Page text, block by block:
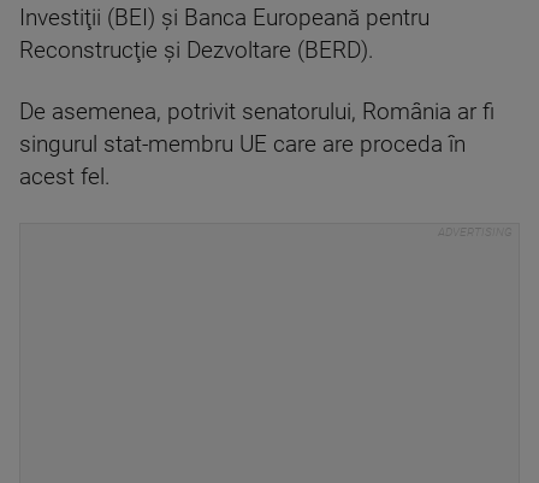
Investiţii (BEI) şi Banca Europeană pentru
Reconstrucţie şi Dezvoltare (BERD).
De asemenea, potrivit senatorului, România ar fi
singurul stat-membru UE care are proceda în
acest fel.